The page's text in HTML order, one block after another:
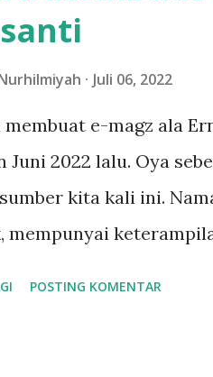
Juli 06, 2022
membuat e-magz ala
Juni 2022 lalu. Oya
kita kali ini.
mempunyai
POSTING KOMENTAR